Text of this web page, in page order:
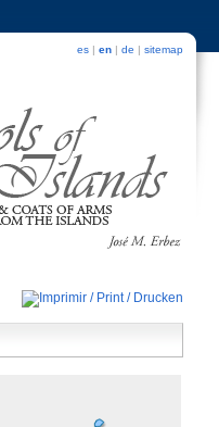
es | en | de | sitemap